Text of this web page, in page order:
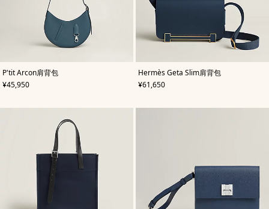
P'tit Arcon肩背包
,颜
色 :
蓝
,
价格
¥45,950
Hermès Geta Slim肩背包
,颜
色:
蓝
,
价格
¥61,650